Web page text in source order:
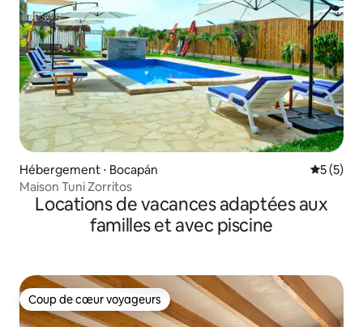
Hébergement ⋅ Bocapán
5 (5)
Maison Tuni Zorritos
Locations de vacances adaptées aux
familles et avec piscine
Coup de cœur voyageurs
Coup de cœur voyageurs